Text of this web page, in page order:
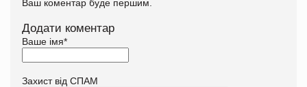
Ваш коментар буде першим.
Додати коментар
Ваше імя*
Захист від СПАМ